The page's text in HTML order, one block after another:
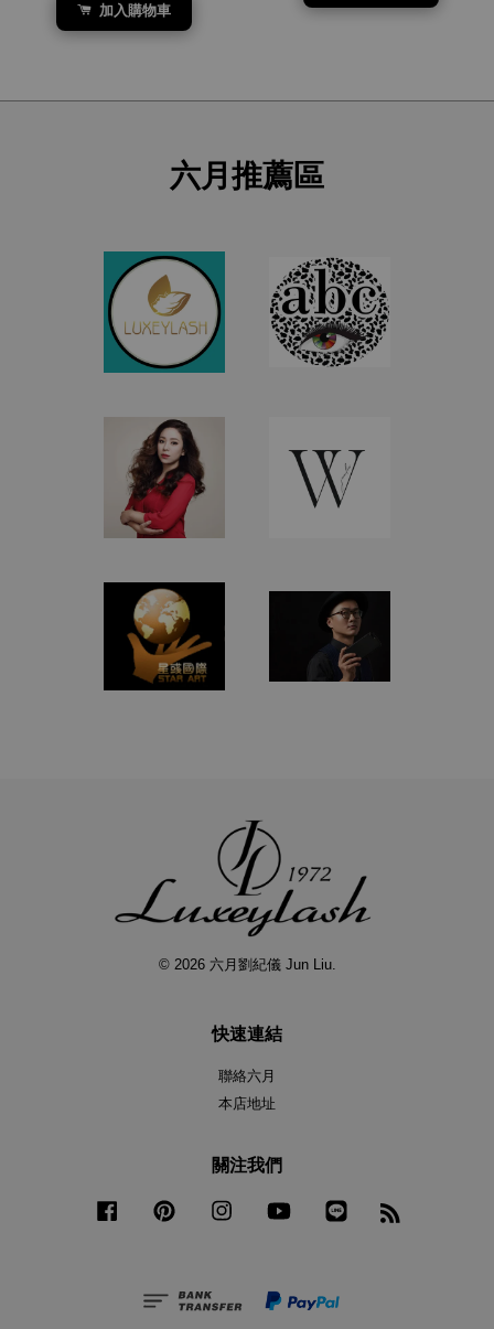
加入購物車
六月推薦區
© 2026 六月劉紀儀 Jun Liu.
快速連結
聯絡六月
本店地址
關注我們
Facebook Pinterest Instagram YouTube